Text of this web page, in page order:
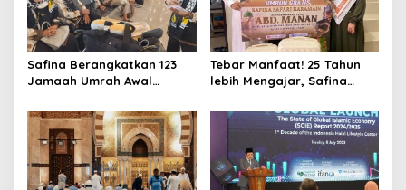
Safina Berangkatkan 123
Jamaah Umrah Awal
Tebar Manfaat! 25 Tahun
lebih Mengajar, Safina
Gratis untuk Guru Non ASN
di Lombok Barat